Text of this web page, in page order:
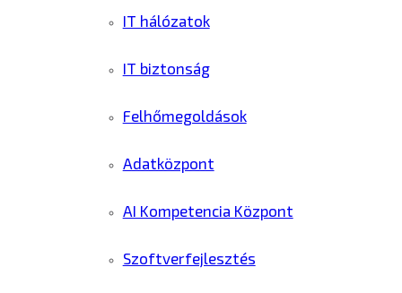
IT hálózatok
IT biztonság
Felhőmegoldások
Adatközpont
AI Kompetencia Központ
Szoftverfejlesztés